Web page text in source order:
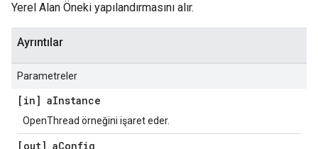
Yerel Alan Öneki yapılandırmasını alır.
Ayrıntılar
Parametreler
[in] aInstance
OpenThread örneğini işaret eder.
[out] aConfig